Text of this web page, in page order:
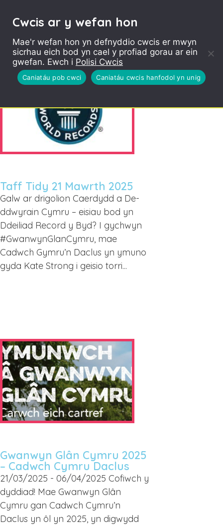
Taff Tidy 21 Mawrth 2025
Galw ar drigolion Caerdydd a De-
ddwyrain Cymru – eisiau bod yn
Ddeiliad Record y Byd? I gychwyn
#GwanwynGlanCymru, mae
Cadwch Gymru’n Daclus yn ymuno
gyda Kate Strong i geisio torri...
Gwanwyn Glân Cymru 2025
– Cadwch Cymru Daclus
21/03/2025 - 06/04/2025 Cofiwch y
dyddiad! Mae Gwanwyn Glân
Cymru gan Cadwch Cymru’n
Daclus yn ôl yn 2025, yn digwydd
Cwcis ar y wefan hon
Mae'r wefan hon yn defnyddio cwcis er mwyn
sicrhau eich bod yn cael y profiad gorau ar ein
gwefan. Ewch i Polisi Cwcis
Caniatáu pob cwci Caniatáu cwcis hanfodol yn unig